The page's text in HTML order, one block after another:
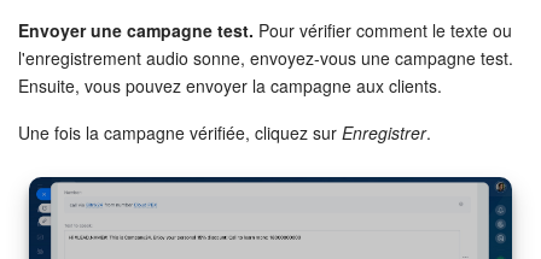
Envoyer une campagne test. Pour vérifier comment le texte ou
l'enregistrement audio sonne, envoyez-vous une campagne test.
Ensuite, vous pouvez envoyer la campagne aux clients.
Une fois la campagne vérifiée, cliquez sur Enregistrer.